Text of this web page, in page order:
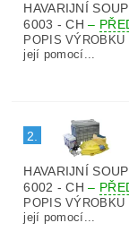
HAVARIJNÍ
6003 - CH–
POPIS
její pomocí...
2.
HAVARIJNÍ
6002 - CH–
POPIS
její pomocí...